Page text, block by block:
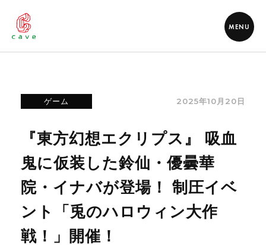
MENU
ゲーム 2025年10月20日
『東方幻想エクリプス』 吸血
鬼に仮装した鈴仙・優曇華
院・イナバが登場！ 制圧イベ
ント「兎のハロウィン大作
戦！」開催！